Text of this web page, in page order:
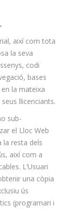
així com tota
la seva
codi
bases
la mateixa
llicenciants.
sub-
el Lloc Web
la resta dels
així com a
L’Usuari
una còpia
ús
(programari i